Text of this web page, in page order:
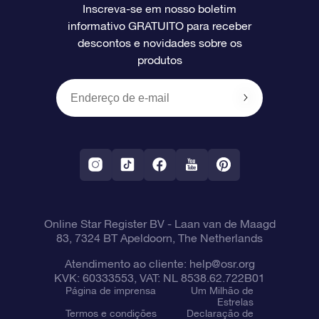
Avaliações
O cartão de presente da OSR
Presentes corporativos
Página estelar personalizada
Um Milhão de Estrelas
OSR Starsaver
Aplicativo RV Fly me to the stars
Informações de pagamento
Política de devolução
Constelações
Inscreva-se em nosso boletim
informativo GRATUITO para receber
descontos e novidades sobre os
produtos
Online Star Register BV- Laan van de Maagd
83, 7324 BT Apeldoorn, The Netherlands
Atendimento ao cliente: help@osr.org
KVK: 60333553, VAT: NL 8538.62.722B01
Página de imprensa
Um Milhão de
Estrelas
Termos e condições
Declaração de